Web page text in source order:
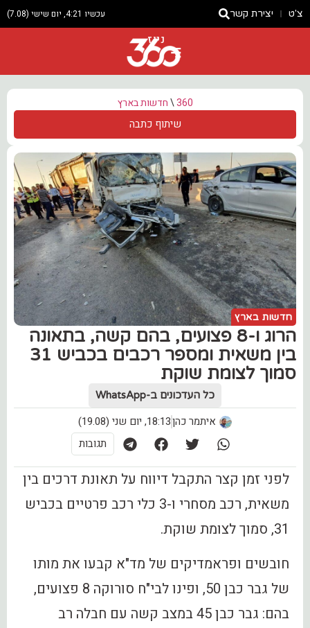
צ'ט יצירת קשר עכשיו 4:21, יום שישי (7.08)
ניוז
360
\חדשות בארץ
שיתוף כתבה
חדשות בארץ
הרוג ו-8 פצועים, בהם קשה, בתאונה
בין משאית ומספר רכבים בכביש 31
סמוך לצומת שוקת
כל העדכונים ב-WhatsApp
איתמר כהן18:13, יום שני (19.08)
תגובות
לפני זמן קצר התקבל דיווח על תאונת דרכים בין
משאית, רכב מסחרי ו-3 כלי רכב פרטיים בכביש
31, סמוך לצומת שוקת.
חובשים ופראמדיקים של מד"א קבעו את מותו
של גבר כבן 50, ופינו לבי"ח סורוקה 8 פצועים,
בהם: גבר כבן 45 במצב קשה עם חבלה רב